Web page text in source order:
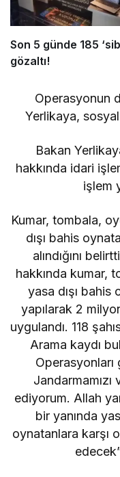
Son 5 günde 185
gözaltı!
Operasyonun
Yerlikaya,
Bakan
hakkında idari
işlem
Kumar, tombala,
dışı bahis
alındığını
hakkında kumar,
yasa dışı
yapılarak 2
uygulandı. 118
Arama kaydı
ediyorum. Allah
bir yanında
oynatanlara karşı